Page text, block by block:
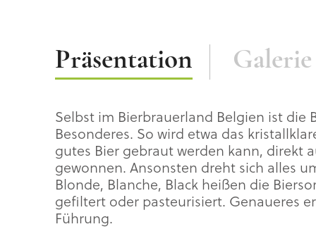
Präsentation Galerie
Selbst im Bierbrauerland Belgien ist die
Besonderes. So wird etwa das
gutes Bier gebraut werden kann, direkt
gewonnen. Ansonsten dreht sich alles
Blonde, Blanche, Black heißen die
gefiltert oder pasteurisiert. Genaueres
Führung.